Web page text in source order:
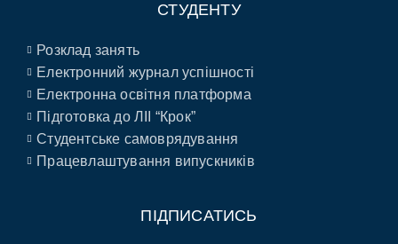
СТУДЕНТУ
Розклад занять
Електронний журнал успішності
Електронна освітня платформа
Підготовка до ЛІІ “Крок”
Студентське самоврядування
Працевлаштування випускників
ПІДПИСАТИСЬ